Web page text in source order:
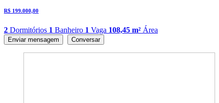
R$ 199.000,00
2 Dormitórios 1 Banheiro 1 Vaga 108,45 m² Área
Enviar mensagem Conversar